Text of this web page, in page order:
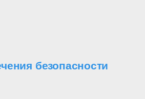
безопасности